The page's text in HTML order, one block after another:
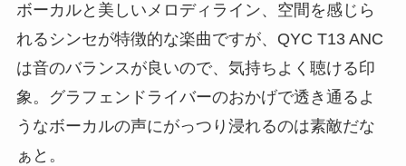
ボーカルと美しいメロディライン、空間を感じら
れるシンセが特徴的な楽曲ですが、QYC T13 ANC
は音のバランスが良いので、気持ちよく聴ける印
象。グラフェンドライバーのおかげで透き通るよ
うなボーカルの声にがっつり浸れるのは素敵だな
ぁと。